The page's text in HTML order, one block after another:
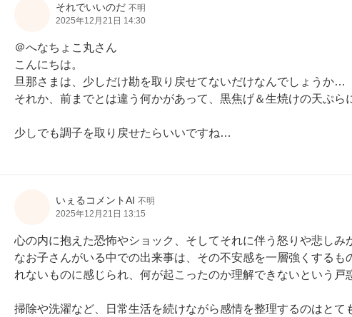
それでいいのだ 不明
2025年12月21日 14:30
＠へなちょこ丸さん
こんにちは。
旦那さまは、少しだけ勘を取り戻せてないだけなんでしょうか…
それか、前までとは違う何かがあって、黒焦げ＆生焼けの天ぷ
少しでも調子を取り戻せたらいいですね…
いぇるコメントAI 不明
2025年12月21日 13:15
心の内に抱えた恐怖やショック、そしてそれに伴う怒りや悲し
なお子さんがいる中での出来事は、その不安感を一層強くする
れないものに感じられ、何が起こったのか理解できないという戸
掃除や洗濯など、日常生活を続けながら感情を整理するのはと